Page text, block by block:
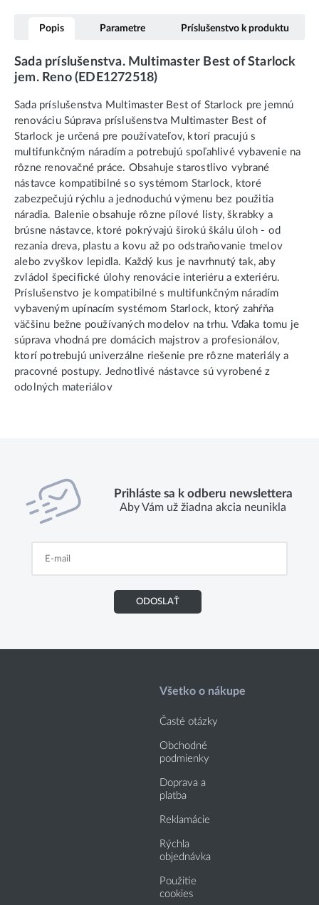
Popis Parametre Príslušenstvo k produktu
Sada príslušenstva. Multimaster Best of Starlock
jem. Reno (EDE1272518)
Sada príslušenstva Multimaster Best of Starlock pre jemnú
renováciu Súprava príslušenstva Multimaster Best of
Starlock je určená pre používateľov, ktorí pracujú s
multifunkčným náradím a potrebujú spoľahlivé vybavenie na
rôzne renovačné práce. Obsahuje starostlivo vybrané
nástavce kompatibilné so systémom Starlock, ktoré
zabezpečujú rýchlu a jednoduchú výmenu bez použitia
náradia. Balenie obsahuje rôzne pílové listy, škrabky a
brúsne nástavce, ktoré pokrývajú širokú škálu úloh - od
rezania dreva, plastu a kovu až po odstraňovanie tmelov
alebo zvyškov lepidla. Každý kus je navrhnutý tak, aby
zvládol špecifické úlohy renovácie interiéru a exteriéru.
Príslušenstvo je kompatibilné s multifunkčným náradím
vybaveným upínacím systémom Starlock, ktorý zahŕňa
väčšinu bežne používaných modelov na trhu. Vďaka tomu je
súprava vhodná pre domácich majstrov a profesionálov,
ktorí potrebujú univerzálne riešenie pre rôzne materiály a
pracovné postupy. Jednotlivé nástavce sú vyrobené z
odolných materiálov
Prihláste sa k odberu newslettera
Aby Vám už žiadna akcia neunikla
ODOSLAŤ
Všetko o nákupe
Časté otázky
Obchodné
podmienky
Doprava a
platba
Reklamácie
Rýchla
objednávka
Použitie
cookies